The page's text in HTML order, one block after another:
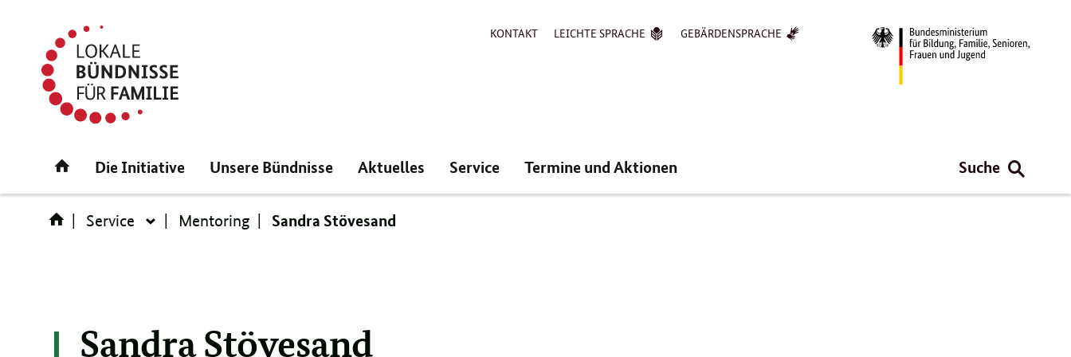
Direktlink:
KONTAKT LEICHTE SPRACHE GEBÄRDENSPRACHE
Startseite
Die Initiative Unsere Bündnisse Aktuelles Service Termine und Aktionen Suche
Service Service
Mentoring Sandra Stövesand
Sandra Stövesand